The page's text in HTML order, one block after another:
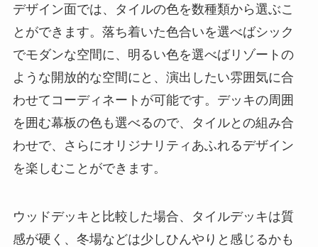
デザイン面では、タイルの色を数種類から選ぶこ
とができます。落ち着いた色合いを選べばシック
でモダンな空間に、明るい色を選べばリゾートの
ような開放的な空間にと、演出したい雰囲気に合
わせてコーディネートが可能です。デッキの周囲
を囲む幕板の色も選べるので、タイルとの組み合
わせで、さらにオリジナリティあふれるデザイン
を楽しむことができます。
ウッドデッキと比較した場合、タイルデッキは質
感が硬く、冬場などは少しひんやりと感じるかも